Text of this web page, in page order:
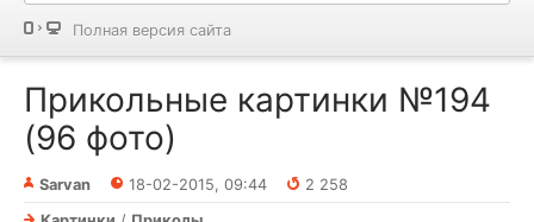
Полная версия сайта
Прикольные картинки №194
(96 фото)
Sarvan 18-02-2015, 09:44
2 258